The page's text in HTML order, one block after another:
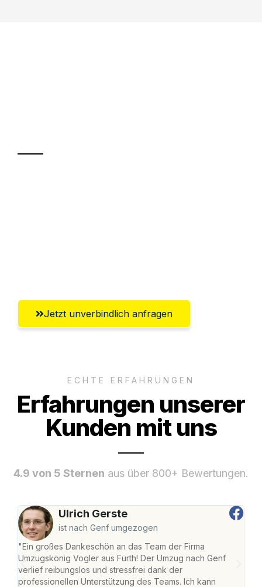
Jetzt unverbindlich anfragen
ECHTE ERFAHRUNGEN
Erfahrungen unserer
Kunden mit uns
4.9 von 5 Sternen aus über 800+ Bewertungen.
Ulrich Gerste
ist nach Genf umgezogen
"Ein großes Dankeschön an das Team der Firma
Umzugskönig Vogler aus Fürth! Der Umzug nach Genf
verlief reibungslos und stressfrei dank der
professionellen Unterstützung des Teams. Ich kann